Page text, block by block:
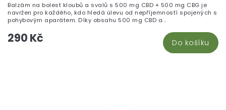
290 Kč Do košíku
Balzám na bolest kloubů a svalů s 500 mg CBD + 500 mg CBG je
navržen pro každého, kdo hledá úlevu od nepříjemností spojených s
pohybovým aparátem. Díky obsahu 500 mg CBD a...